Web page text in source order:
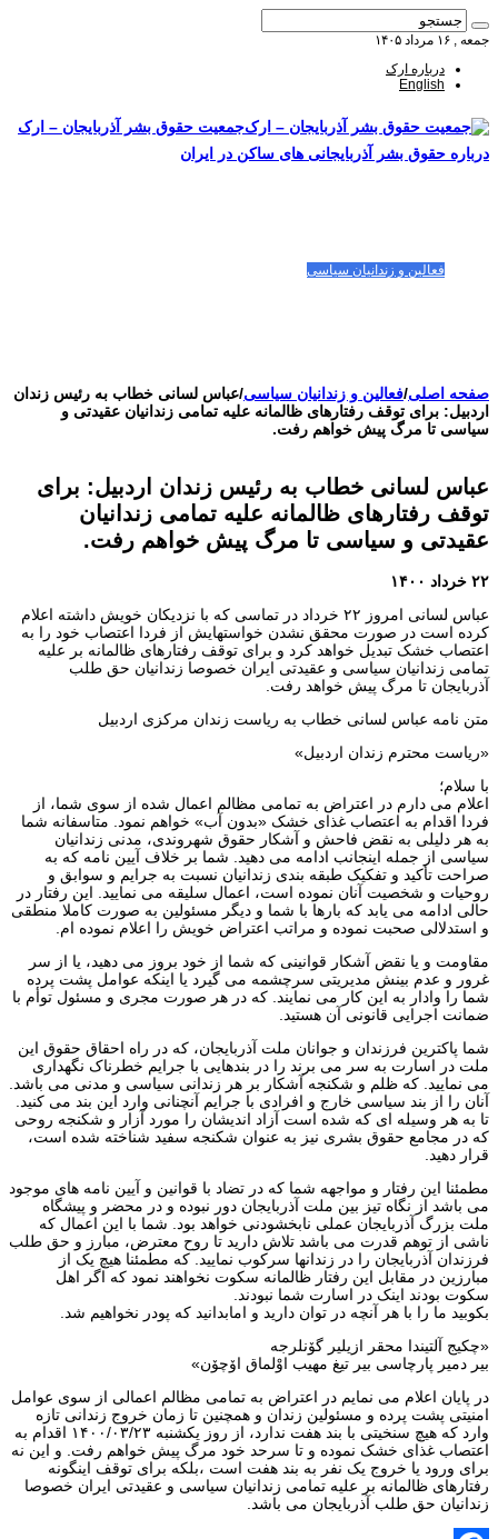
جمعه , ۱۶ مرداد ۱۴۰۵
درباره ارک
English
جمعیت حقوق بشر آذربایجان – ارک
درباره حقوق بشر آذربایجانی های ساکن در ایران
فعالین و زندانیان سیاسی
صفحه اصلی/فعالین و زندانیان سیاسی/عباس لسانی خطاب به رئیس زندان
اردبیل: برای توقف رفتارهای ظالمانه علیه تمامی زندانیان عقیدتی و
سیاسی تا مرگ پیش خواهم رفت.
عباس لسانی خطاب به رئیس زندان اردبیل: برای
توقف رفتارهای ظالمانه علیه تمامی زندانیان
عقیدتی و سیاسی تا مرگ پیش خواهم رفت.
۲۲ خرداد ۱۴۰۰
عباس لسانی امروز ۲۲ خرداد در تماسی که با نزدیکان خویش داشته اعلام
کرده است در صورت محقق نشدن خواستهایش از فردا اعتصاب خود را به
اعتصاب خشک تبدیل خواهد کرد و برای توقف رفتارهای ظالمانه بر علیه‌
تمامی زندانیان‌ سیاسی و عقیدتی ایران خصوصا‌ زندانیان‌ حق‌ طلب
آذربایجان‌ تا مرگ پیش خواهد رفت.
متن نامه عباس لسانی خطاب به ریاست زندان مرکزی اردبیل
«ریاست‌ محترم‌ زندان‌ اردبیل»
با سلام؛
اعلام‌ می‌ دارم در اعتراض به تمامی مظالم‌ اعمال‌ شده‌ از سوی شما، از
فردا اقدام‌ به‌ اعتصاب‌ غذای‌ خشک «بدون آب» خواهم نمود. متاسفانه‌ شما‌
به هر دلیلی به نقض‌ فاحش‌ و آشکار حقوق شهروندی، مدنی‌ زندانیان
سیاسی از جمله اینجانب ادامه می دهید. شما بر خلاف آیین نامه که به
صراحت تأکید و تفکیک طبقه بندی زندانیان نسبت به جرایم و سوابق و
روحیات‌ و شخصیت آنان نموده است، اعمال سلیقه می نمایید. این رفتار در
حالی ادامه می یابد که بارها با شما و دیگر مسئولین به صورت کاملا منطقی
و استدلالی صحبت نموده و مراتب اعتراض خویش را اعلام نموده‌ ام.
مقاومت‌ و یا نقض آشکار قوانینی که شما از خود بروز می دهید، یا‌ از سر
غرور و عدم‌ بینش مدیریتی‌ سرچشمه‌ می گیرد یا اینکه عوامل پشت پرده‌
شما را وادار‌ به این کار‌ می نمایند. که در هر صورت مجری و مسئول توأم با
ضمانت اجرایی قانونی‌ آن هستید.
شما پاکترین فرزندان‌ و جوانان‌ ملت‌ آذربایجان، که در راه احقاق حقوق این‌
ملت در اسارت به سر می برند را در بندهایی با جرایم خطرناک نگهداری
می نمایید. که ظلم و شکنجه آشکار بر هر زندانی سیاسی‌ و مدنی می باشد.
آنان را از بند سیاسی خارج و افرادی با جرایم آنچنانی وارد‌ این بند می کنید.
تا به هر وسیله ای‌ که شده است آزاد اندیشان را مورد‌ آزار‌ و شکنجه روحی
که‌ در مجامع‌ حقوق بشری نیز به عنوان‌ شکنجه سفید شناخته شده‌ است،‌
قرار‌ دهید.
مطمئنا‌ این رفتار و مواجهه شما که در تضاد با قوانین‌ و آیین نامه های موجود
می باشد از نگاه‌ تیز بین ملت‌ آذربایجان دور نبوده‌ و‌ در محضر‌ و پیشگاه
ملت‌ بزرگ آذربایجان‌ عملی‌ نابخشودنی‌ خواهد‌ بود. شما با این اعمال که
ناشی از توهم‌ قدرت می باشد تلاش دارید تا روح معترض، مبارز‌ و حق طلب
فرزندان‌ آذربایجان‌ را در زندانها‌ سرکوب‌ نمایید. که‌ مطمئنا‌ هیچ یک‌ از
مبارزین‌ در مقابل‌ این رفتار ظالمانه‌ سکوت‌ نخواهند نمود‌ که‌ اگر اهل
سکوت بودند‌ اینک‌ در اسارت شما نبودند.
بکوبید ما را با هر آنچه در توان دارید و امابدانید که پودر نخواهیم‌ شد.
«چکیج‌ آلتیندا‌ محقر ازیلیر گۆنلرجه
بیر دمیر پارچاسی بیر تیغ مهیب اوْلماق اۆچۆن»
در پایان اعلام می نمایم در اعتراض به تمامی مظالم اعمالی از سوی عوامل
امنیتی پشت پرده و مسئولین‌ زندان‌ و همچنین‌ تا زمان‌ خروج زندانی تازه
وارد‌ که‌ هیچ‌ سنخیتی‌ با بند هفت‌ ندارد، از روز یکشنبه ۱۴۰۰/۰۳/۲۳ اقدام‌ به
اعتصاب غذای خشک‌ نموده و تا سرحد خود مرگ پیش خواهم رفت‌. و این نه
برای ورود یا خروج یک نفر به بند هفت است ،بلکه‌ برای‌ توقف‌ اینگونه
رفتارهای‌ ظالمانه‌ بر علیه‌ تمامی زندانیان‌ سیاسی و عقیدتی ایران خصوصا‌
زندانیان‌ حق‌ طلب آذربایجان‌ می باشد.